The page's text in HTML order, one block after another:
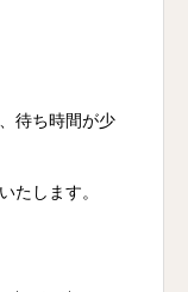
待ち時間が少
たします。